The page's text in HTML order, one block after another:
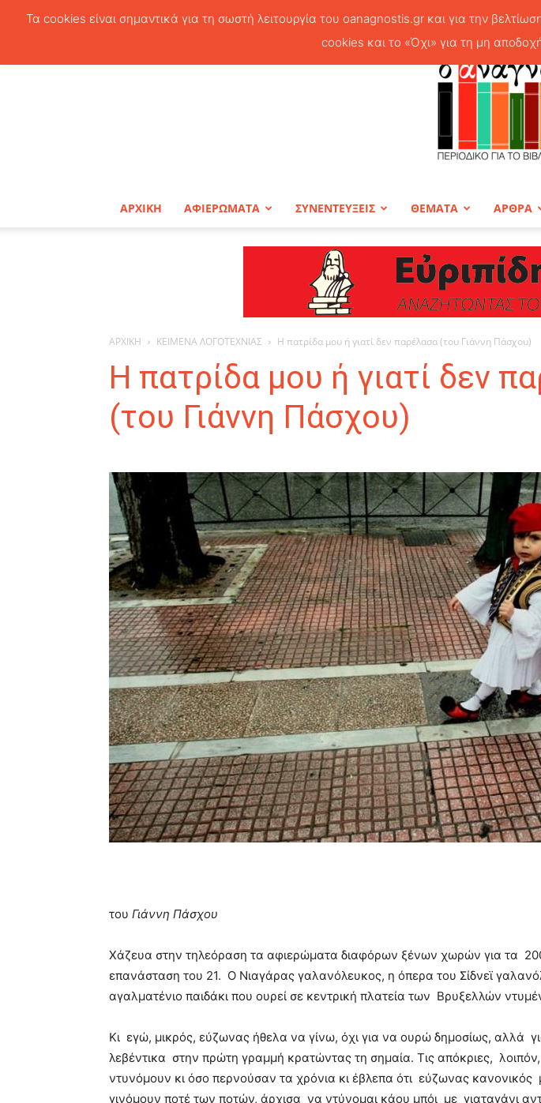
Ο
ΑΡΧΙΚΗ ΑΦΙΕΡΩΜΑΤΑ ΣΥΝΕΝΤΕΥΞΕΙΣ ΘΕΜΑΤΑ ΑΡΘΡΑ
ΑΡΧΙΚΗ ΚΕΙΜΕΝΑ ΛΟΓΟΤΕΧΝΙΑΣ Η πατρίδα μου ή γιατί δεν παρέλασα (του Γιάννη Πάσχου)
Η πατρίδα μου ή γιατί δεν
(του Γιάννη Πάσχου)
του Γιάννη Πάσχου
Χάζευα στην τηλεόραση τα αφιερώματα διαφόρων ξένων χωρών για τα
επανάσταση του 21. Ο Νιαγάρας γαλανόλευκος, η όπερα του Σίδνεϊ
αγαλματένιο παιδάκι που ουρεί σε κεντρική πλατεία των Βρυξελλών
Κι εγώ, μικρός, εύζωνας ήθελα να γίνω, όχι για να ουρώ δημοσίως, αλλά
λεβέντικα στην πρώτη γραμμή κρατώντας τη σημαία. Τις απόκριες,
ντυνόμουν κι όσο περνούσαν τα χρόνια κι έβλεπα ότι εύζωνας κανονικός
γινόμουν ποτέ των ποτών, άρχισα να ντύνομαι κάου μπόι με γιαταγάνι
Τα cookies είναι σημαντικά για τη σωστή λειτουργία του oanagnostis.gr και για την
cookies και το «Όχι» για τη μη